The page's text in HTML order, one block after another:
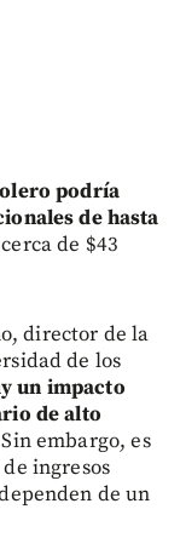
podría
de hasta
de $43
director de la
de los
un impacto
de alto
Sin embargo, es
ingresos
de un